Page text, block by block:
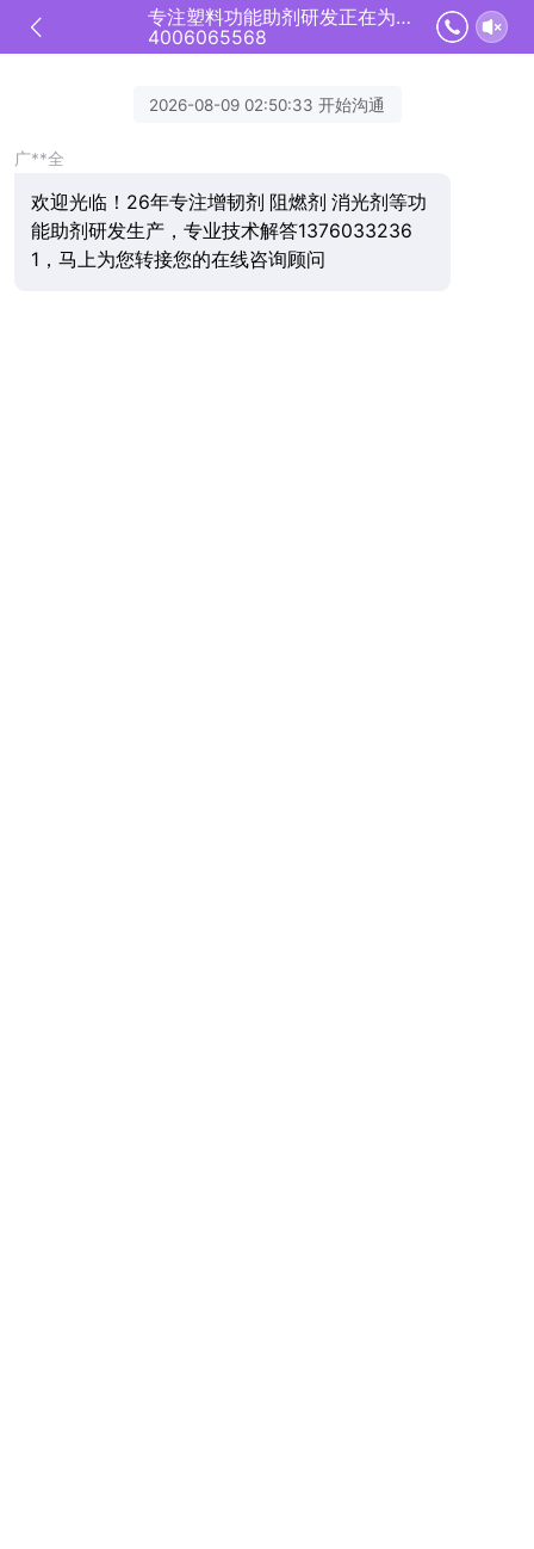
专注塑料功能助剂研发正在为您服务
4006065568
2026-08-09 02:50:33 开始沟通
广**全
欢迎光临！26年专注增韧剂 阻燃剂 消光剂等功
能助剂研发生产，专业技术解答1376033236
1，马上为您转接您的在线咨询顾问